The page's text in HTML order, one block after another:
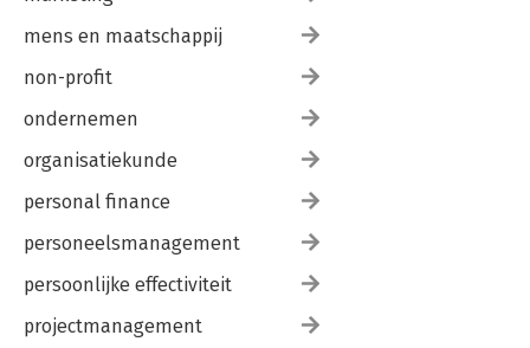
mens en maatschappij
non-profit
ondernemen
organisatiekunde
personal finance
personeelsmanagement
persoonlijke effectiviteit
projectmanagement